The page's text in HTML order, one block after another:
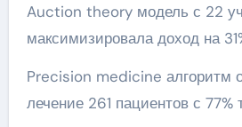
Auction theory модель с 22
максимизировала доход на
Precision medicine алгоритм
лечение 261 пациентов с 77%